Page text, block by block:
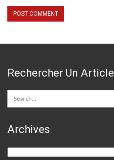
Rechercher Un Article
Archives